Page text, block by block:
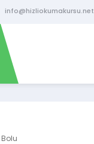
info@hizliokumakursu.net
Bolu